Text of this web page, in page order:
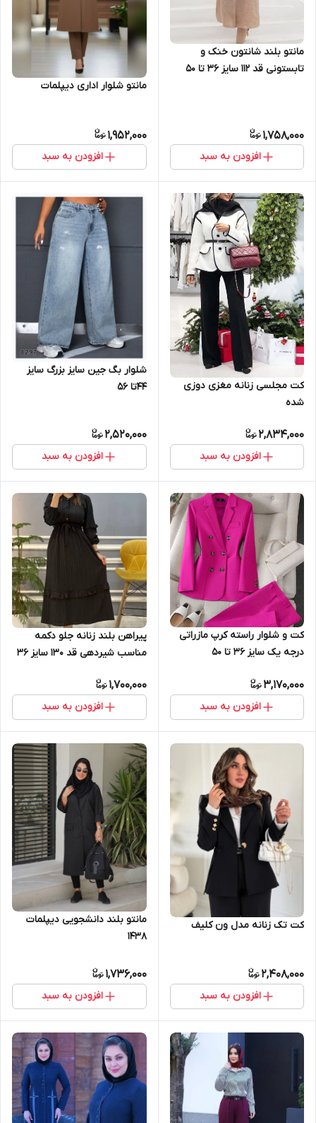
مانتو بلند شانتون خنک و
تابستونی قد 112 سایز 36 تا 50
1,758,000
افزودن به سبد
مانتو شلوار اداری دیپلمات
1,952,000
افزودن به سبد
کت مجلسی زنانه مغزی دوزی
شده
2,834,000
افزودن به سبد
شلوار بگ جین سایز بزرگ سایز
۴۴تا ۵۶
2,520,000
افزودن به سبد
کت و شلوار راسته کرپ مازراتی
درجه یک سایز 36 تا 50
3,170,000
افزودن به سبد
پیراهن بلند زنانه جلو دکمه
مناسب شیردهی قد 130 سایز 36
1,700,000
افزودن به سبد
کت تک زنانه مدل ون کلیف
2,408,000
افزودن به سبد
مانتو بلند دانشجویی دیپلمات
۱۴۳۸
1,736,000
افزودن به سبد